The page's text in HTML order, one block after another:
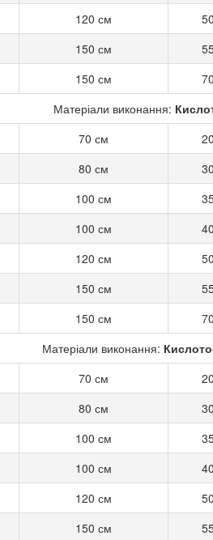
120 см
150 см
150 см
Матеріали виконання:
70 см
80 см
100 см
100 см
120 см
150 см
150 см
Матеріали виконання:
70 см
80 см
100 см
100 см
120 см
150 см